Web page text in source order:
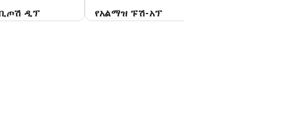
ዲፕ የአልማዝ ፑሽ-አፕ